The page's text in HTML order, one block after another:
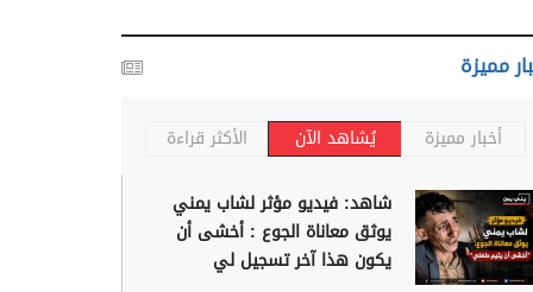
مميزة
أخبار مميزة يُشاهد الآن الأكثر قراءة
شاهد: فيديو مؤثر لشاب يمني
يوثق معاناة الجوع : أخشى أن
يكون هذا آخر تسجيل لي